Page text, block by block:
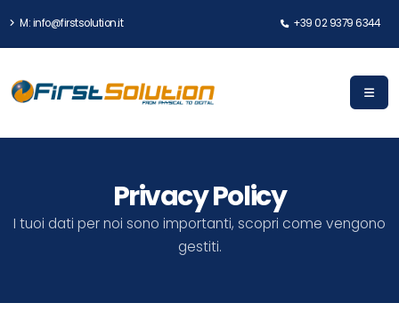
M: info@firstsolution.it +39 02 9379 6344
Privacy Policy
I tuoi dati per noi sono importanti, scopri come vengono
gestiti.